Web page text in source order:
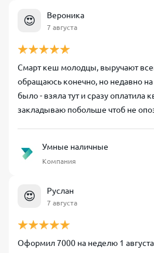
😍 Вероника
7 августа
Смарт кеш молодцы, выручают
обращаюсь конечно, но недавно
было - взяла тут и сразу оплатила
закладываю побольше чтоб не
Умные наличные
Компания
😍 Руслан
7 августа
Оформил 7000 на неделю 1 августа,